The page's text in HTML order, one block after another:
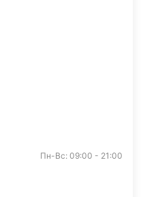
Пн-Вс: 09:00 - 21:00